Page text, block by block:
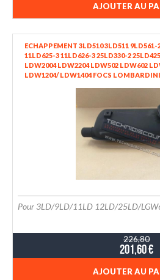
AJOUTER AU
ECHAPPEMENT 3LD510 3LD511
11LD625-3 11LD626-3 25LD330-2
LDW2004 LDW2204 LDW502 LDW602
LDW1204/ LDW1404 FOCS LOMBARDINI
Pour 3LD/9LD/11LD 12LD/25LD/
226,80
201,60 €
AJOUTER AU